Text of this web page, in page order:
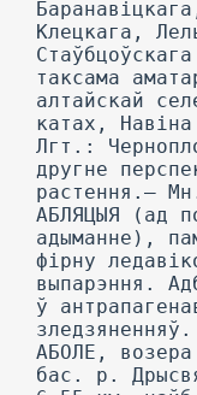
Клецкага,
таксама
алтайскай
катах,
Лгт.:
другне
растення.—
АБЛЯЦЫЯ (ад
адыманне),
фірну
выпарэння.
ў
АБОЛЕ,
бас. р.